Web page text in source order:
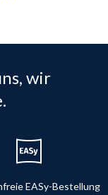
wir
EASy-Bestellung